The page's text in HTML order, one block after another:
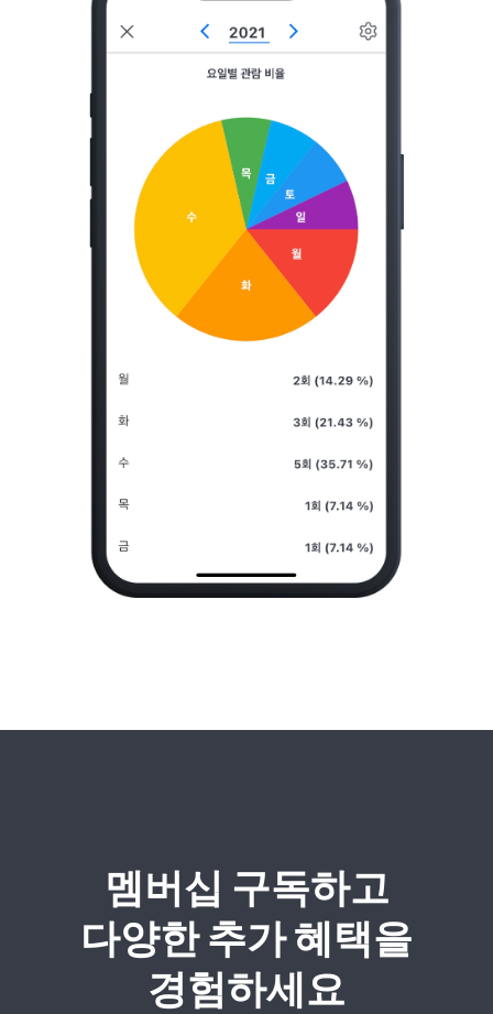
멤버십 구독하고
다양한 추가 혜택을
경험하세요